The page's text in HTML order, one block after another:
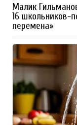
Малик
16 школьников-
перемена»